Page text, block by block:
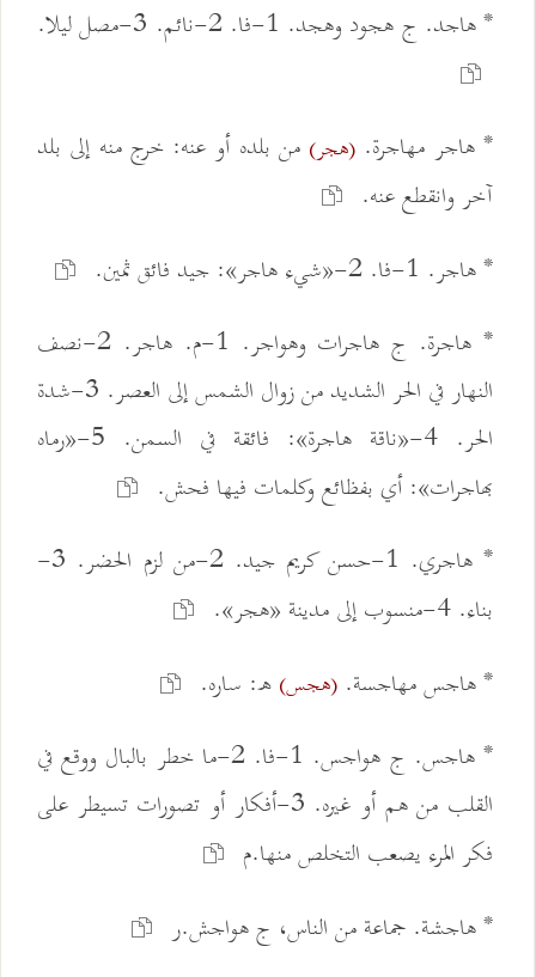
* هاجد. ج هجود وهجد. 1-فا. 2-نائم. 3-مصل ليلا.
* هاجر مهاجرة. (هجر) من بلده أو عنه: خرج منه إلى بلد
آخر وانقطع عنه.
* هاجر. 1-فا. 2-«شيء هاجر»: جيد فائق ثمين.
* هاجرة. ج هاجرات وهواجر. 1-م. هاجر. 2-نصف
النهار في الحر الشديد من زوال الشمس إلى العصر. 3-شدة
الحر. 4-«ناقة هاجرة»: فائقة في السمن. 5-«رماه
بهاجرات»: أي بفظائع وكلمات فيها فحش.
* هاجري. 1-حسن كريم جيد. 2-من لزم الحضر. 3-
بناء. 4-منسوب إلى مدينة «هجر».
* هاجس مهاجسة. (هجس)ه: ساره.
* هاجس. ج هواجس. 1-فا. 2-ما خطر بالبال ووقع في
القلب من هم أو غيره. 3-أفكار أو تصورات تسيطر على
فكر المرء يصعب التخلص منها.م
* هاجشة. جماعة من الناس، ج هواجش.ر